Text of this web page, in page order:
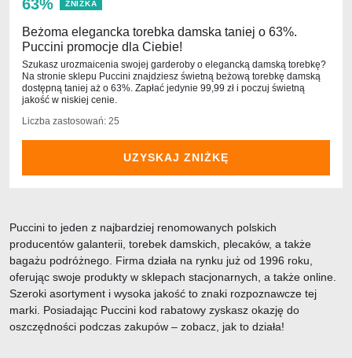
63% ZNIŻKA
Beżoma elegancka torebka damska taniej o 63%.
Puccini promocje dla Ciebie!
Szukasz urozmaicenia swojej garderoby o elegancką damską torebkę?
Na stronie sklepu Puccini znajdziesz świetną beżową torebkę damską
dostępną taniej aż o 63%. Zapłać jedynie 99,99 zł i poczuj świetną
jakość w niskiej cenie.
Liczba zastosowań: 25
UZYSKAJ ZNIŻKĘ
Puccini to jeden z najbardziej renomowanych polskich
producentów galanterii, torebek damskich, plecaków, a także
bagażu podróżnego. Firma działa na rynku już od 1996 roku,
oferując swoje produkty w sklepach stacjonarnych, a także online.
Szeroki asortyment i wysoka jakość to znaki rozpoznawcze tej
marki. Posiadając Puccini kod rabatowy zyskasz okazję do
oszczędności podczas zakupów – zobacz, jak to działa!